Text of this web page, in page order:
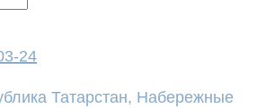
24
Татарстан, Набережные